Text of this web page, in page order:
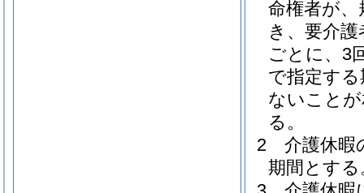
命権者が
き、要介
ごとに、3
で指定する
ないこと
る。
2
介護休暇
期間とする